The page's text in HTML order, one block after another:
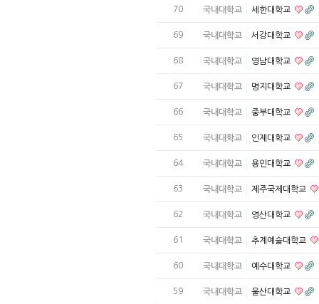
70 국내대학교 세한대학교
69 국내대학교 서강대학교
68 국내대학교 영남대학교
67 국내대학교 명지대학교
66 국내대학교 중부대학교
65 국내대학교 인제대학교
64 국내대학교 용인대학교
63 국내대학교 제주국제대학교
62 국내대학교 영산대학교
61 국내대학교 추계예술대학교
60 국내대학교 예수대학교
59 국내대학교 울산대학교